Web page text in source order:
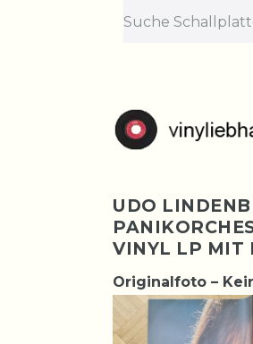
UDO
VINYL LP MIT
Originalfoto –